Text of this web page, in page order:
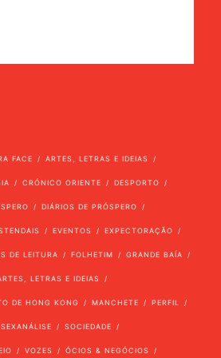
FACE ARTES, LETRAS E IDEIAS
CRÓNICO ORIENTE DESPORTO
DIÁRIOS DE PRÓSPERO
EVENTOS EXPECTORAÇÃO
DE LEITURA FOLHETIM GRANDE BAÍA
LETRAS E IDEIAS
DE HONG KONG MANCHETE PERFIL
SEXANÁLISE SOCIEDADE
VOZES ÓCIOS & NEGÓCIOS